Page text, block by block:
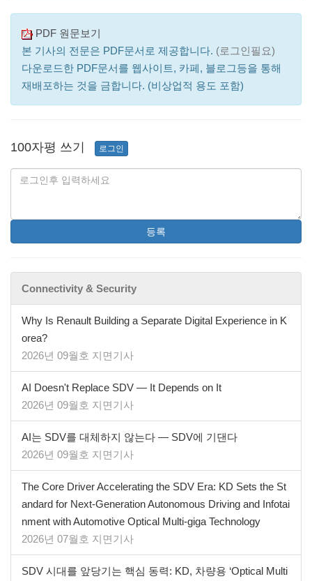
PDF 원문보기
본 기사의 전문은 PDF문서로 제공합니다. (로그인필요)
다운로드한 PDF문서를 웹사이트, 카페, 블로그등을 통해
재배포하는 것을 금합니다. (비상업적 용도 포함)
100자평 쓰기 로그인
등록
Connectivity & Security
Why Is Renault Building a Separate Digital Experience in K
orea?
2026년 09월호 지면기사
AI Doesn't Replace SDV — It Depends on It
2026년 09월호 지면기사
AI는 SDV를 대체하지 않는다 — SDV에 기댄다
2026년 09월호 지면기사
The Core Driver Accelerating the SDV Era: KD Sets the St
andard for Next-Generation Autonomous Driving and Infotai
nment with Automotive Optical Multi-giga Technology
2026년 07월호 지면기사
SDV 시대를 앞당기는 핵심 동력: KD, 차량용 ‘Optical Multi